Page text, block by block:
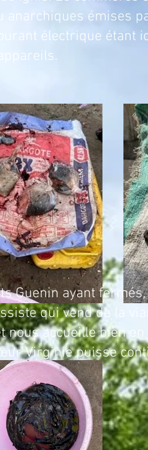
émises
électrique étant
fermés, nous
qui vend de la
accueille bien
Virginie puisse